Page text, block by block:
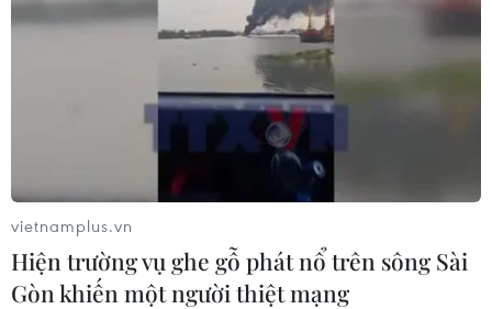
#Hypergrid #Fermi America
#tổ hợp năng lượng
Mỹ
vietnamplus.vn
Hiện trường vụ ghe gỗ phát nổ trên sông Sài
Gòn khiến một người thiệt mạng